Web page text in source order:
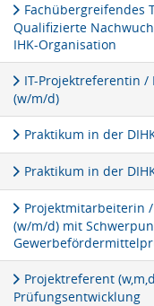
Fachübergreifendes
Qualifizierte
IHK-Organisation
IT-Projektreferentin /
(w/m/d)
Praktikum in der
Praktikum in der
Projektmitarbeiterin
(w/m/d) mit
Projektreferent
Prüfungsentwicklung